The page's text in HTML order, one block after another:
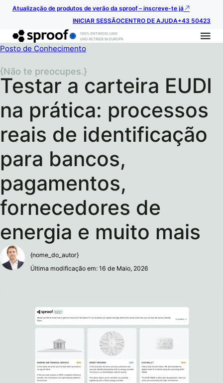
Atualização de produtos de verão da sproof – inscreve-te já
INICIAR SESSÃOCENTRO DE AJUDA+43 50423
Posto de Conhecimento
Testar a carteira EUDI
na prática: processos
reais de identificação
para bancos,
pagamentos,
fornecedores de
energia e muito mais
{Não te preocupes.}
{nome_do_autor}
Última modificação em: 16 de Maio, 2026